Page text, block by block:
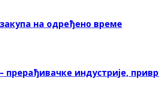
на одређено време
индустрије,